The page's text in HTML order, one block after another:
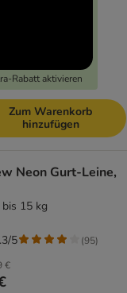
Rabatt aktivieren
Zum Warenkorb
hinzufügen
Neon Gurt-Leine,
15 kg
€
5 (95)